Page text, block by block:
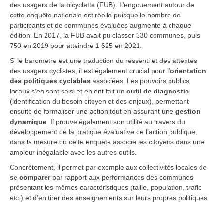
des usagers de la bicyclette (FUB). L’engouement autour de
cette enquête nationale est réelle puisque le nombre de
participants et de communes évaluées augmente à chaque
édition. En 2017, la FUB avait pu classer 330 communes, puis
750 en 2019 pour atteindre 1 625 en 2021.
Si le baromètre est une traduction du ressenti et des attentes
des usagers cyclistes, il est également crucial pour l’orientation
des politiques cyclables associées. Les pouvoirs publics
locaux s’en sont saisi et en ont fait un outil de diagnostic
(identification du besoin citoyen et des enjeux), permettant
ensuite de formaliser une action tout en assurant une gestion
dynamique . Il prouve également son utilité au travers du
développement de la pratique évaluative de l’action publique,
dans la mesure où cette enquête associe les citoyens dans une
ampleur inégalable avec les autres outils.
Concrètement, il permet par exemple aux collectivités locales de
se comparerpar rapport aux performances des communes
présentant les mêmes caractéristiques (taille, population, trafic
etc.) et d’en tirer des enseignements sur leurs propres politiques